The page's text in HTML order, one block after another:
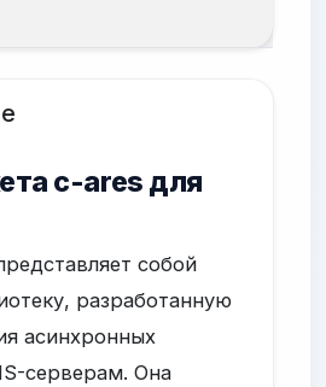
c-ares для
собой
разработанную
асинхронных
серверам. Она